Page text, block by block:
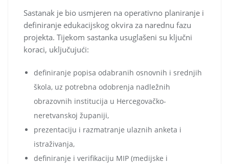
Sastanak je bio usmjeren na operativno planiranje i
definiranje edukacijskog okvira za narednu fazu
projekta. Tijekom sastanka usuglašeni su ključni
koraci, uključujući:
definiranje popisa odabranih osnovnih i srednjih
škola, uz potrebna odobrenja nadležnih
obrazovnih institucija u Hercegovačko-
neretvanskoj županiji,
prezentaciju i razmatranje ulaznih anketa i
istraživanja,
definiranje i verifikaciju MIP (medijske i